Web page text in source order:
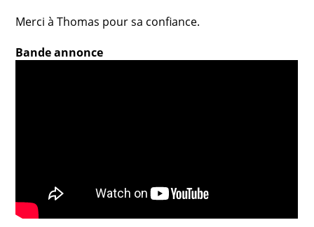
Merci à Thomas pour sa confiance.
Bande annonce